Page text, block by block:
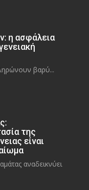
η ασφάλεια
βαρύ...
της
είναι
αναδεικνύει